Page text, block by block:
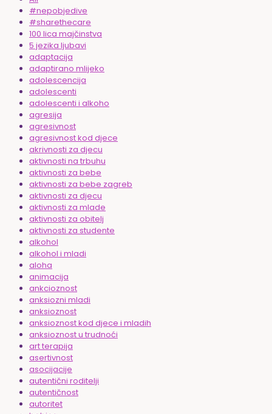
#nepobjedive
#sharethecare
100 lica majčinstva
5 jezika ljubavi
adaptacija
adaptirano mlijeko
adolescencija
adolescenti
adolescenti i alkoho
agresija
agresivnost
agresivnost kod djece
akrivnosti za djecu
aktivnosti na trbuhu
aktivnosti za bebe
aktivnosti za bebe zagreb
aktivnosti za djecu
aktivnosti za mlade
aktivnosti za obitelj
aktivnosti za studente
alkohol
alkohol i mladi
aloha
animacija
ankcioznost
anksiozni mladi
anksioznost
anksioznost kod djece i mladih
anksioznost u trudnoći
art terapija
asertivnost
asocijacije
autentični roditelji
autentičnost
autoritet